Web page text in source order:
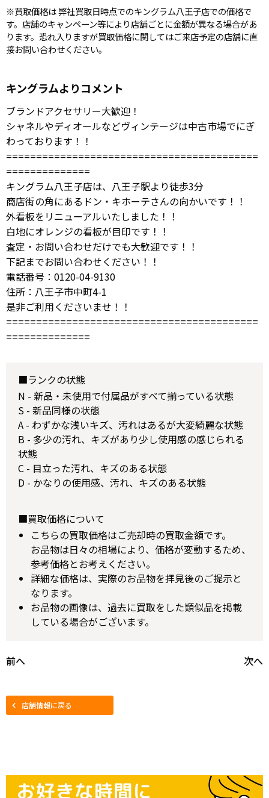
※買取価格は 弊社買取日時点でのキングラム八王子店での価格で
す。店舗のキャンペーン等により店舗ごとに金額が異なる場合があ
ります。恐れ入りますが買取価格に関してはご来店予定の店舗に直
接お問い合わせください。
キングラムよりコメント
ブランドアクセサリー大歓迎！
シャネルやディオールなどヴィンテージは中古市場でにぎ
わっております！！
==========================================
==============
キングラム八王子店は、八王子駅より徒歩3分
商店街の角にあるドン・キホーテさんの向かいです！！
外看板をリニューアルいたしました！！
白地にオレンジの看板が目印です！！
査定・お問い合わせだけでも大歓迎です！！
下記までお問い合わせください！！
電話番号：0120-04-9130
住所：八王子市中町4-1
是非ご利用くださいませ！！
==========================================
==============
■ランクの状態
N - 新品・未使用で付属品がすべて揃っている状態
S - 新品同様の状態
A - わずかな浅いキズ、汚れはあるが大変綺麗な状態
B - 多少の汚れ、キズがあり少し使用感の感じられる
状態
C - 目立った汚れ、キズのある状態
D - かなりの使用感、汚れ、キズのある状態
■買取価格について
こちらの買取価格はご売却時の買取金額です。
お品物は日々の相場により、価格が変動するため、
参考価格とお考えください。
詳細な価格は、実際のお品物を拝見後のご提示と
なります。
お品物の画像は、過去に買取をした類似品を掲載
している場合がございます。
前へ 次へ
店舗情報に戻る